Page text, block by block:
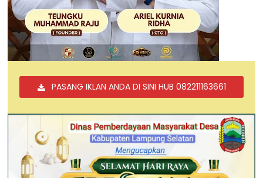
PASANG IKLAN ANDA DI SINI HUB 082211163661